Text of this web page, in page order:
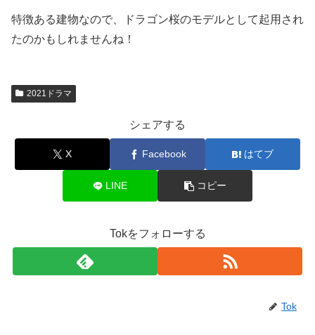
特徴ある建物なので、ドラゴン桜のモデルとして起用され
たのかもしれませんね！
2021ドラマ
シェアする
X Facebook はてブ
LINE コピー
Tokをフォローする
Tok